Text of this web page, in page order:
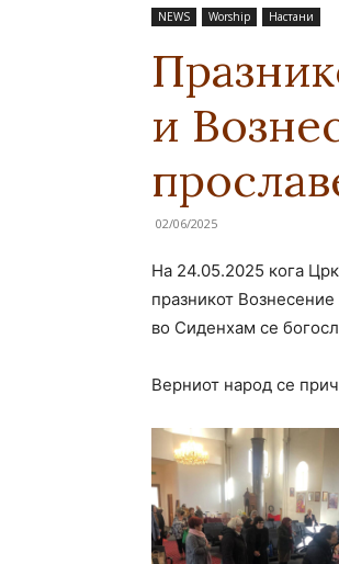
NEWS Worship Настани
и
02/06/2025
На 24.05.2025 кога
празникот
во Сиденхам се
Верниот народ се